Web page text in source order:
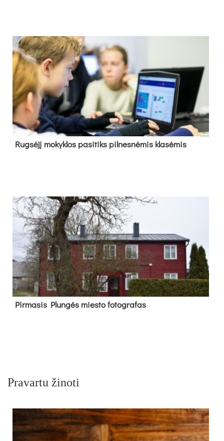
Rug­sė­jį mo­kyk­los pa­si­tiks pil­nes­nė­mis kla­sė­mis
Pir­ma­sis Plun­gės mies­to fo­tog­ra­fas
Pravartu žinoti